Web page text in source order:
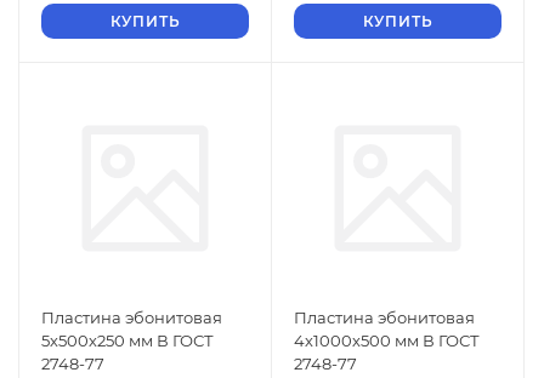
КУПИТЬ КУПИТЬ
Пластина эбонитовая
5х500х250 мм В ГОСТ
2748-77
Пластина эбонитовая
4х1000х500 мм В ГОСТ
2748-77